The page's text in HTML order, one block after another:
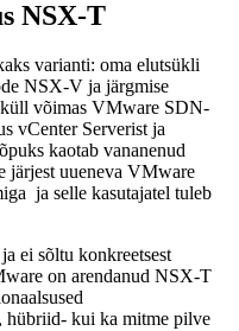
NSX-T
varianti: oma elutsükli
NSX-V ja järgmise
võimas VMware SDN-
vCenter Serverist ja
kaotab vananenud
järjest uueneva VMware
ja selle kasutajatel tuleb
ei sõltu konkreetsest
on arendanud NSX-T
hübriid- kui ka mitme pilve